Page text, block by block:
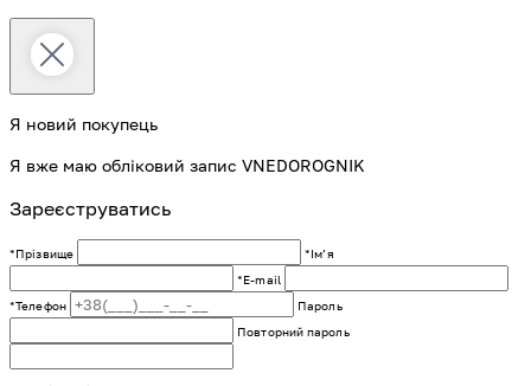
Я новий покупець
Я вже маю обліковий запис VNEDOROGNIK
Зареєструватись
*Прізвище
*Імʼя
*E-mail
*Телефон
Пароль
Повторний пароль